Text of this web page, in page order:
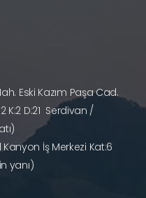
Eski Kazım Paşa Cad.
K:2 D:21 Serdivan /
İş Merkezi Kat:6
yanı)